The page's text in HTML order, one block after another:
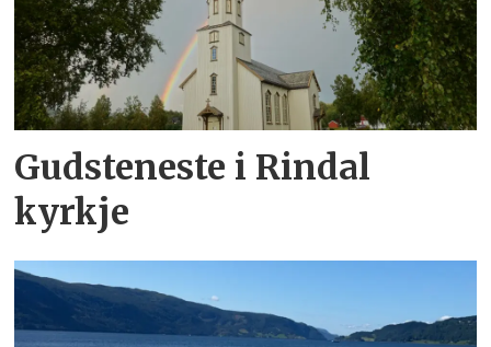
Gudsteneste i Rindal
kyrkje